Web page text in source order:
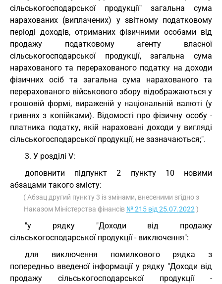
сільськогосподарської продукції" загальна сума
нарахованих (виплачених) у звітному податковому
періоді доходів, отриманих фізичними особами від
продажу податковому агенту власної
сільськогосподарської продукції, загальна сума
нарахованого та перерахованого податку на доходи
фізичних осіб та загальна сума нарахованого та
перерахованого військового збору відображаються у
грошовій формі, вираженій у національній валюті (у
гривнях з копійками). Відомості про фізичну особу -
платника податку, якій нараховані доходи у вигляді
сільськогосподарської продукції, не зазначаються;".
3. У розділі V:
доповнити підпункт 2 пункту 10 новими
абзацами такого змісту:
( Абзац другий пункту 3 із змінами, внесеними згідно з
Наказом Міністерства фінансів № 215 від 25.07.2022 )
"у рядку "Доходи від продажу
сільськогосподарської продукції - виключення":
для виключення помилкового рядка з
попередньо введеної інформації у рядку "Доходи від
продажу сільськогосподарської продукції -